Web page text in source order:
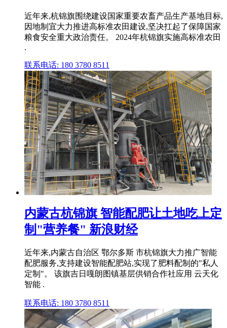
近年来,杭锦旗围绕建设国家重要农畜产品生产基地目标,
因地制宜大力推进高标准农田建设,坚决扛起了保障国家
粮食安全重大政治责任。 2024年杭锦旗实施高标准农田
.
联系电话: 180 3780 8511
内蒙古杭锦旗 智能配肥让土地吃上定
制"营养餐" 新浪财经
近年来,内蒙古自治区 鄂尔多斯 市杭锦旗大力推广智能
配肥服务,支持建设智能配肥站,实现了肥料配制的"私人
定制"。 该旗吉日嘎朗图镇基层供销合作社应用 云天化
智能 .
联系电话: 180 3780 8511